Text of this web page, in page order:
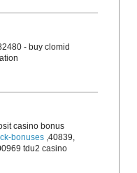
- buy clomid
casino bonus
bonuses ,40839,
tdu2 casino